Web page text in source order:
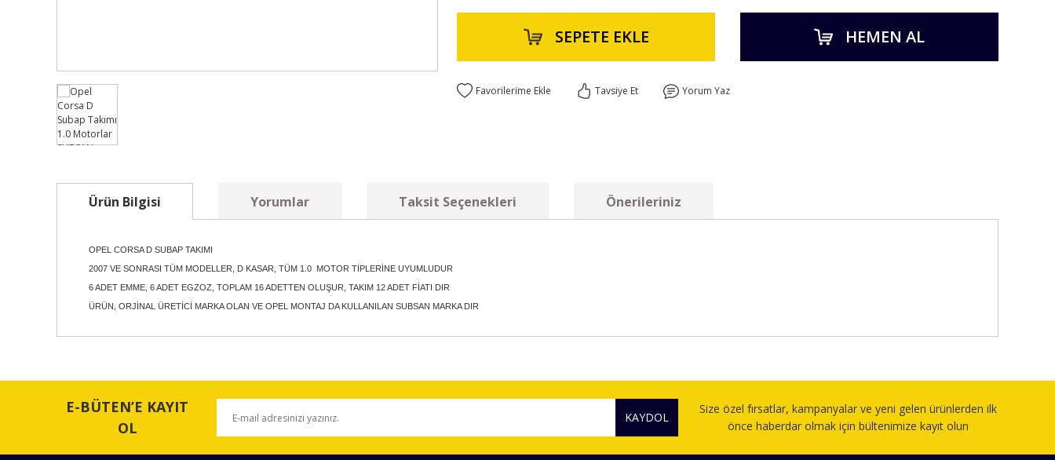
SEPETE EKLE HEMEN AL
Tavsiye Et Yorum Yaz
Ürün Bilgisi Yorumlar Taksit Seçenekleri Önerileriniz
OPEL CORSA D SUBAP TAKIMI
2007 VE SONRASI TÜM MODELLER, D KASAR, TÜM 1.0 MOTOR TİPLERİNE UYUMLUDUR
6 ADET EMME, 6 ADET EGZOZ, TOPLAM 16 ADETTEN OLUŞUR, TAKIM 12 ADET FİATI DIR
ÜRÜN, ORJİNAL ÜRETİCİ MARKA OLAN VE OPEL MONTAJ DA KULLANILAN SUBSAN MARKA DIR
Görüş ve önerileriniz için teşekkür ederiz.
Ürün resmi kalitesiz, bozuk veya görüntülenemiyor.
E-BÜTEN’E KAYIT
OL
KAYDOL
Size özel fırsatlar, kampanyalar ve yeni gelen ürünlerden ilk
önce haberdar olmak için bültenimize kayıt olun